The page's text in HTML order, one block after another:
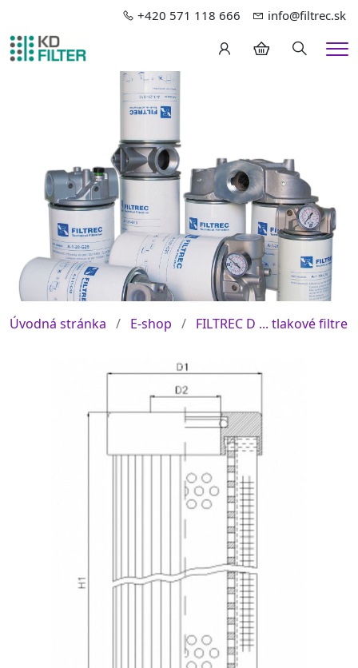
+420 571 118 666 info@filtrec.sk
Hledání
Úvodná stránka E-shop FILTREC D ... tlakové filtre